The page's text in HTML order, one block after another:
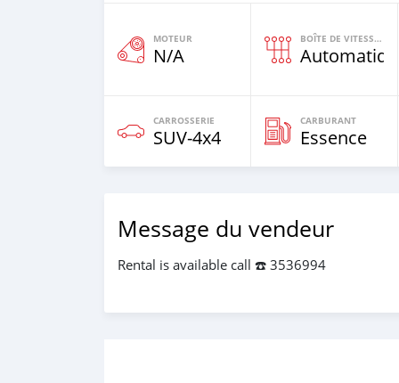
MOTEUR
N/A
BOÎTE DE VITESSES
CARROSSERIE
SUV‒4x4
CARBURANT
Essence
Message du vendeur
Rental is available call ☎️ 3536994